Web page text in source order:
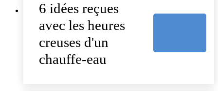
6 idées reçues
avec les heures
creuses d'un
chauffe-eau